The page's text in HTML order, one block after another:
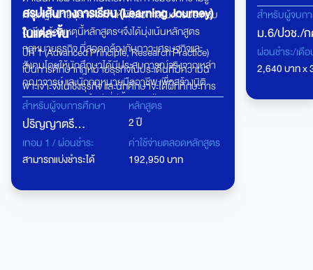
ทางกฎหมายธุรกิจ จะทำให้เพิ่มโอกาสในการประกอบ
อาชีพ ด้วยเหตุนี้หลักสูตรฯจึงได้มุ่งเน้นหลักสูตร
กฎหมายธุรกิจ ที่สอดคล้องกับภาวะเศรษฐกิจและ
สังคมโดยให้นักศึกษาได้มีประสบการณ์จริงจากเหล่า
คณาจารย์ และนักกฎหมายมืออาชีพ เพื่อสร้างนิติ
ศาสตรบัณฑิตยุคใหม่ ที่มีทั้งความรู้และคุณธรรม
พร้อมปรับตัวได้ทันกับโลกยุคเทคโนโลยีสารสนเทศ
สรุปเส้นทางการเรียน (Learning Journey)
ในแต่ละขั้น
ปีที่ 1 (Advanced Principle, Research Practice)
เป็นการศึกษากฎหมายธุรกิจในประเด็นที่มีความฉ
พาะเจาะจงในเชิงธุรกิจ และนักศึกษาจะได้ฝึกทักษะการ
เขียนงานเขียนในเชิงวิชาการ เพื่อสร้างองค์ความรู้ใหม่
ในทางวิชาการตามระเบียบวิธีวิจัย
ปีที่ 2 นักศึกษา (Case based study, Research) การ
ศึกษากฎหมายธุรกิจยุคดิจิทัล โดยศึกษาทั้งภาค
ทฤษฎีและแนวปฏิบัติจากผู้เชี่ยวชาญ ตลอดจนการ
ศึกษากรณีศึกษาต่างๆในที่เกิดขึ้นในวิชาสัมมนา
สำหรับผู้จบการศึกษา
ปริญญาตรี
นิติศาสตร์
หลักสูตร
2 ปี
เทอม 1 / ผ่อนชำระ
สามารถแบ่งชำระได้
ค่าใช้จ่ายตลอดหลักสูตร
192,950 บาท
คุณสุรีย์พร ถ
โทร.095-
สำหรับผู้จบก
ม.6/ปวช./
ปวส.
ผ่อนชำระ/เดื
2,640 บาท x